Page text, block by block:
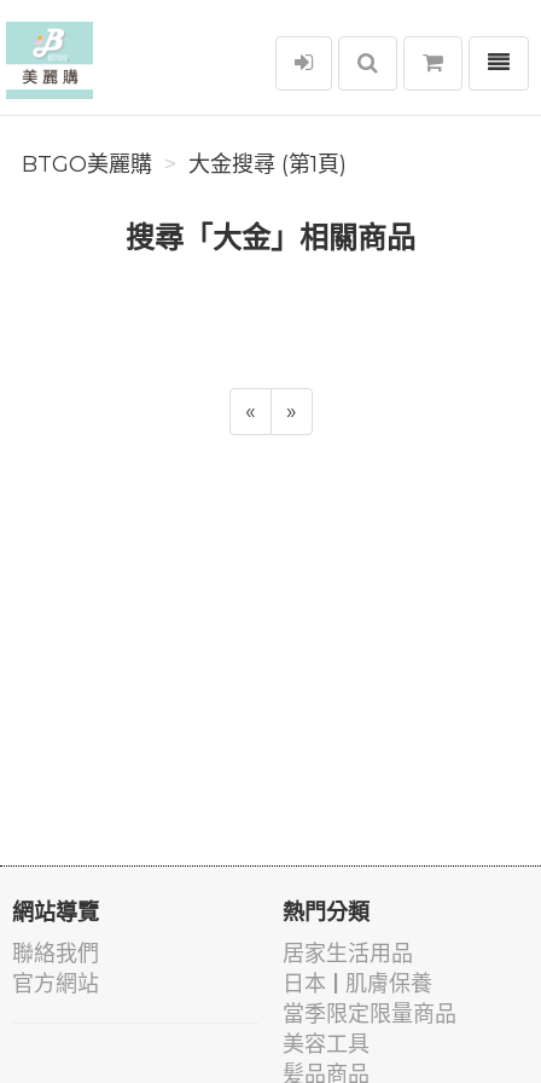
BTGO美麗購
選單
BTGO美麗購 大金搜尋 (第1頁)
搜尋「大金」相關商品
« »
網站導覽
聯絡我們
官方網站
熱門分類
居家生活用品
日本 | 肌膚保養
當季限定限量商品
美容工具
髪品商品